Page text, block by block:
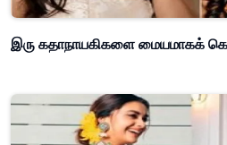
இரு கதாநாயகிகளை மையமாகக்